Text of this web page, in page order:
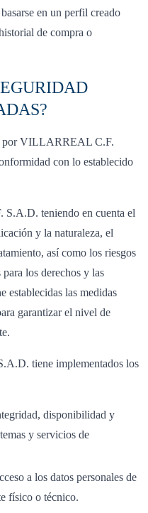
en un perfil creado
de compra o
por VILLARREAL C.F.
con lo establecido
teniendo en cuenta el
y la naturaleza, el
así como los riesgos
los derechos y las
establecidas las medidas
garantizar el nivel de
tiene implementados los
disponibilidad y
y servicios de
a los datos personales de
físico o técnico.